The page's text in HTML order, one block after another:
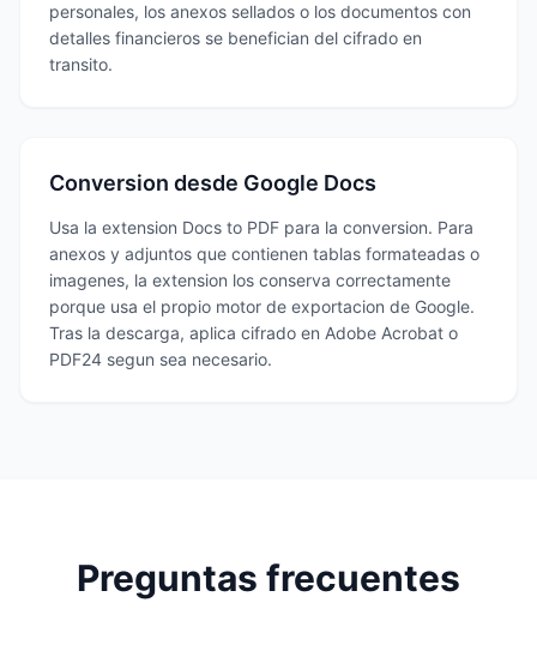
personales, los anexos sellados o los documentos con
detalles financieros se benefician del cifrado en
transito.
Conversion desde Google Docs
Usa la extension Docs to PDF para la conversion. Para
anexos y adjuntos que contienen tablas formateadas o
imagenes, la extension los conserva correctamente
porque usa el propio motor de exportacion de Google.
Tras la descarga, aplica cifrado en Adobe Acrobat o
PDF24 segun sea necesario.
Preguntas frecuentes